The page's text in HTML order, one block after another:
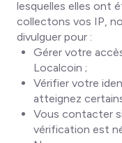
lesquelles elles ont
collectons vos IP,
divulguer pour :
Gérer votre
Localcoin ;
Vérifier votre
atteignez
Vous contacter
vérification est